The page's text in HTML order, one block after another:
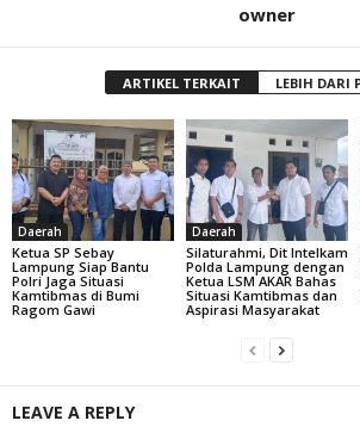
owner
ARTIKEL TERKAIT LEBIH DARI
Daerah
Ketua SP Sebay
Lampung Siap Bantu
Polri Jaga Situasi
Kamtibmas di Bumi
Ragom Gawi
Daerah
Silaturahmi, Dit Intelkam
Polda Lampung dengan
Ketua LSM AKAR Bahas
Situasi Kamtibmas dan
Aspirasi Masyarakat
LEAVE A REPLY